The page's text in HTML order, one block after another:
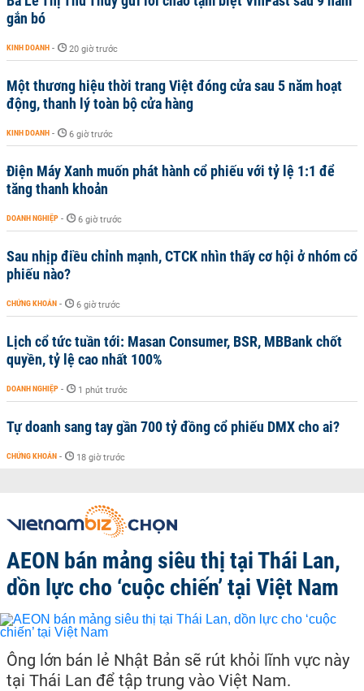
gắn bó
KINH DOANH - 20 giờ trước
Một thương hiệu thời trang Việt đóng cửa sau 5 năm hoạt
động, thanh lý toàn bộ cửa hàng
KINH DOANH - 6 giờ trước
Điện Máy Xanh muốn phát hành cổ phiếu với tỷ lệ 1:1 để
tăng thanh khoản
DOANH NGHIỆP - 6 giờ trước
Sau nhịp điều chỉnh mạnh, CTCK nhìn thấy cơ hội ở nhóm cổ
phiếu nào?
CHỨNG KHOÁN - 6 giờ trước
Lịch cổ tức tuần tới: Masan Consumer, BSR, MBBank chốt
quyền, tỷ lệ cao nhất 100%
DOANH NGHIỆP - 1 phút trước
Tự doanh sang tay gần 700 tỷ đồng cổ phiếu DMX cho ai?
CHỨNG KHOÁN - 18 giờ trước
AEON bán mảng siêu thị tại Thái Lan,
dồn lực cho ‘cuộc chiến’ tại Việt Nam
Ông lớn bán lẻ Nhật Bản sẽ rút khỏi lĩnh vực này
tại Thái Lan để tập trung vào Việt Nam.